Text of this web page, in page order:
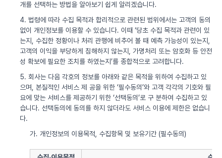
개를 선택하는 방법을 알아보기 쉽게 알리겠습니다.
4. 법령에 따라 수집 목적과 합리적으로 관련된 범위에서는 고객의 동의
없이 개인정보를 이용할 수 있습니다. 이때 ‘당초 수집 목적과 관련이 있
는지, 수집한 정황이나 처리 관행에 비추어 볼 때 예측 가능성이 있는지,
고객의 이익을 부당하게 침해하지 않는지, 가명처리 또는 암호화 등 안전
성 확보에 필요한 조치를 하였는지’를 종합적으로 고려합니다.
5. 회사는 다음 각호의 정보를 아래와 같은 목적을 위하여 수집하고 있
으며, 본질적인 서비스 제 공을 위한 ‘필수동의’와 고객 각각의 기호와 필
요에 맞는 서비스를 제공하기 위한 ‘선택동의’로 구 분하여 수집하고 있
습니다. 선택동의에 동의를 하지 않더라도 서비스 이용에 제한은 없습니
다.
가. 개인정보의 이용목적, 수집항목 및 보유기간 (필수동의)